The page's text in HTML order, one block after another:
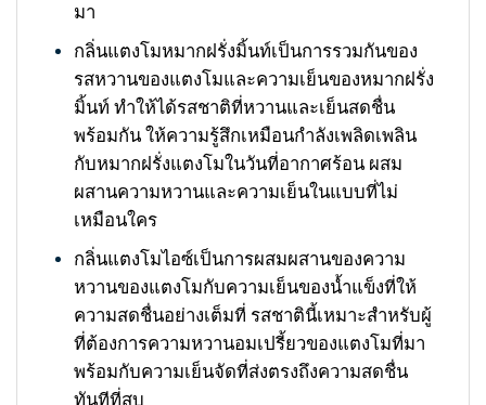
มา
กลิ่นแตงโมหมากฝรั่งมิ้นท์เป็นการรวมกันของ
รสหวานของแตงโมและความเย็นของหมากฝรั่ง
มิ้นท์ ทำให้ได้รสชาติที่หวานและเย็นสดชื่น
พร้อมกัน ให้ความรู้สึกเหมือนกำลังเพลิดเพลิน
กับหมากฝรั่งแตงโมในวันที่อากาศร้อน ผสม
ผสานความหวานและความเย็นในแบบที่ไม่
เหมือนใคร
กลิ่นแตงโมไอซ์เป็นการผสมผสานของความ
หวานของแตงโมกับความเย็นของน้ำแข็งที่ให้
ความสดชื่นอย่างเต็มที่ รสชาตินี้เหมาะสำหรับผู้
ที่ต้องการความหวานอมเปรี้ยวของแตงโมที่มา
พร้อมกับความเย็นจัดที่ส่งตรงถึงความสดชื่น
ทันทีที่สูบ